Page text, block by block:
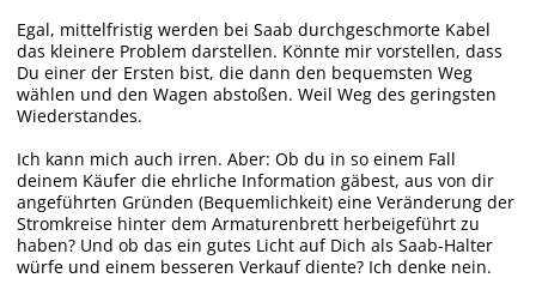
Egal, mittelfristig werden bei Saab durchgeschmorte Kabel
das kleinere Problem darstellen. Könnte mir vorstellen, dass
Du einer der Ersten bist, die dann den bequemsten Weg
wählen und den Wagen abstoßen. Weil Weg des geringsten
Wiederstandes.
Ich kann mich auch irren. Aber: Ob du in so einem Fall
deinem Käufer die ehrliche Information gäbest, aus von dir
angeführten Gründen (Bequemlichkeit) eine Veränderung der
Stromkreise hinter dem Armaturenbrett herbeigeführt zu
haben? Und ob das ein gutes Licht auf Dich als Saab-Halter
würfe und einem besseren Verkauf diente? Ich denke nein.